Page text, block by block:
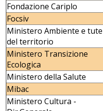
Fondazione Cariplo
Focsiv
Ministero Ambiente e
del territorio
Ministero Transizione
Ecologica
Ministero della Salute
Mibac
Ministero Cultura -